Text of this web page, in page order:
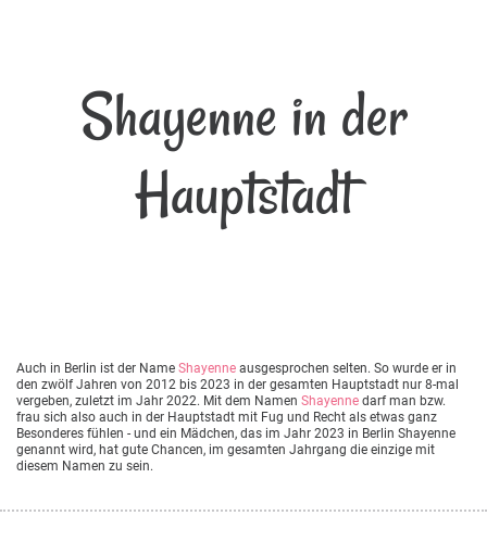
Shayenne in der
Hauptstadt
Auch in Berlin ist der Name Shayenne ausgesprochen selten. So wurde er in
den zwölf Jahren von 2012 bis 2023 in der gesamten Hauptstadt nur 8-mal
vergeben, zuletzt im Jahr 2022. Mit dem Namen Shayenne darf man bzw.
frau sich also auch in der Hauptstadt mit Fug und Recht als etwas ganz
Besonderes fühlen - und ein Mädchen, das im Jahr 2023 in Berlin Shayenne
genannt wird, hat gute Chancen, im gesamten Jahrgang die einzige mit
diesem Namen zu sein.